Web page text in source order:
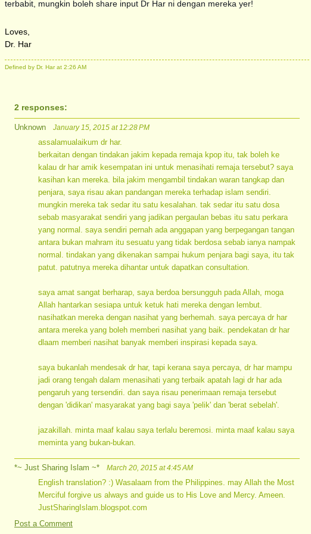
terbabit, mungkin boleh share input Dr Har ni dengan mereka yer!
Loves,
Dr. Har
Defined by Dr. Harat 2:26 AM
2 responses:
Unknown
January 15, 2015 at 12:28 PM
assalamualaikum dr har.
berkaitan dengan tindakan jakim kepada remaja kpop itu, tak boleh ke
kalau dr har amik kesempatan ini untuk menasihati remaja tersebut? saya
kasihan kan mereka. bila jakim mengambil tindakan waran tangkap dan
penjara, saya risau akan pandangan mereka terhadap islam sendiri.
mungkin mereka tak sedar itu satu kesalahan. tak sedar itu satu dosa
sebab masyarakat sendiri yang jadikan pergaulan bebas itu satu perkara
yang normal. saya sendiri pernah ada anggapan yang berpegangan tangan
antara bukan mahram itu sesuatu yang tidak berdosa sebab ianya nampak
normal. tindakan yang dikenakan sampai hukum penjara bagi saya, itu tak
patut. patutnya mereka dihantar untuk dapatkan consultation.
saya amat sangat berharap, saya berdoa bersungguh pada Allah, moga
Allah hantarkan sesiapa untuk ketuk hati mereka dengan lembut.
nasihatkan mereka dengan nasihat yang berhemah. saya percaya dr har
antara mereka yang boleh memberi nasihat yang baik. pendekatan dr har
dlaam memberi nasihat banyak memberi inspirasi kepada saya.
saya bukanlah mendesak dr har, tapi kerana saya percaya, dr har mampu
jadi orang tengah dalam menasihati yang terbaik apatah lagi dr har ada
pengaruh yang tersendiri. dan saya risau penerimaan remaja tersebut
dengan 'didikan' masyarakat yang bagi saya 'pelik' dan 'berat sebelah'.
jazakillah. minta maaf kalau saya terlalu beremosi. minta maaf kalau saya
meminta yang bukan-bukan.
*~ Just Sharing Islam ~*
March 20, 2015 at 4:45 AM
English translation? :) Wasalaam from the Philippines. may Allah the Most
Merciful forgive us always and guide us to His Love and Mercy. Ameen.
JustSharingIslam.blogspot.com
Post a Comment